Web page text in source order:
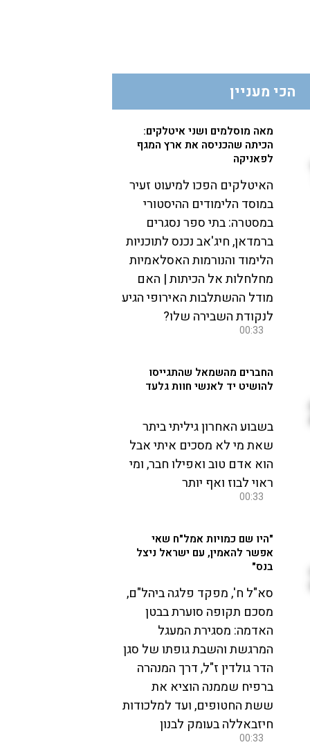
הכי מעניין
מאה מוסלמים ושני איטלקים:
הכיתה שהכניסה את ארץ המגף
לפאניקה
האיטלקים הפכו למיעוט זעיר
במוסד הלימודים ההיסטורי
במסטרה: בתי ספר נסגרים
ברמדאן, חיג'אב נכנס לתוכניות
הלימוד והנורמות האסלאמיות
מחלחלות אל הכיתות | האם
מודל ההשתלבות האירופי הגיע
לנקודת השבירה שלו?
00:33
החברים מהשמאל שהתגייסו
להושיט יד לאנשי חוות גלעד
בשבוע האחרון גיליתי ביתר
שאת מי לא מסכים איתי אבל
הוא אדם טוב ואפילו חבר, ומי
ראוי לבוז ואף יותר
00:33
"היו שם כמויות אמל"ח שאי
אפשר להאמין, עם ישראל ניצל
בנס"
סא"ל ח', מפקד פלגה ביהל"ם,
מסכם תקופה סוערת בבטן
האדמה: מסגירת המעגל
המרגשת והשבת גופתו של סגן
הדר גולדין ז"ל, דרך המנהרה
ברפיח שממנה הוציא את
ששת החטופים, ועד למלכודות
חיזבאללה בעומק לבנון
00:33